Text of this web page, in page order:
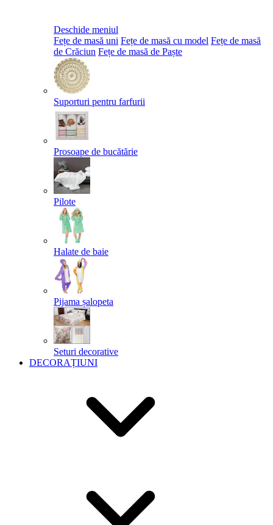
Deschide meniul
Fețe de masă uni Fețe de masă cu model Fețe de masă
de Crăciun Fețe de masă de Paște​
Suporturi pentru farfurii
Prosoape de bucătărie
Pilote
Halate de baie
Pijama șalopeta
Seturi decorative
DECORAȚIUNI